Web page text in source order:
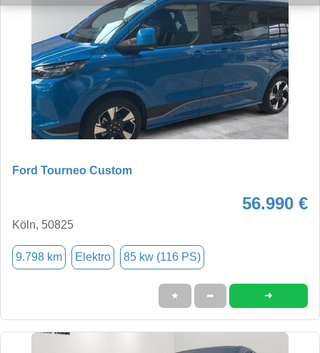
Ford Tourneo Custom
56.990 €
Köln, 50825
9.798 km Elektro 85 kw (116 PS)
★ ➦ ➜